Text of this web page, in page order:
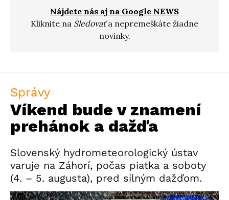
Nájdete nás aj na Google NEWS
Kliknite na Sledovaťa nepremeškáte žiadne
novinky.
Správy
Víkend bude v znamení
prehánok a dažďa
Slovenský hydrometeorologický ústav
varuje na Záhorí, počas piatka a soboty
(4. – 5. augusta), pred silným dažďom.